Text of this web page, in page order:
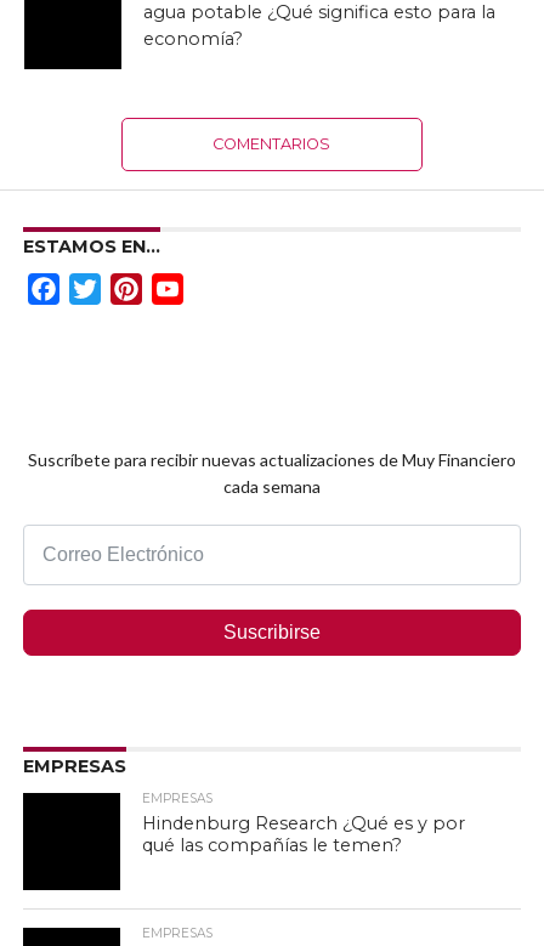
agua potable ¿Qué significa esto para la
economía?
COMENTARIOS
ESTAMOS EN…
FacebookTwitterPinterest
Suscríbete para recibir nuevas actualizaciones de Muy Financiero
cada semana
Suscribirse
EMPRESAS
EMPRESAS
Hindenburg Research ¿Qué es y por
qué las compañías le temen?
EMPRESAS